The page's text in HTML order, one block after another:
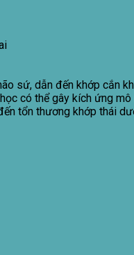
sứ, dẫn đến khớp cắn
có thể gây kích ứng
tổn thương khớp thái